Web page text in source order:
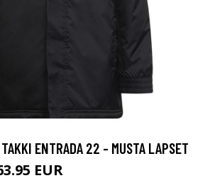
ENTRADA 22 - MUSTA LAPSET
EUR